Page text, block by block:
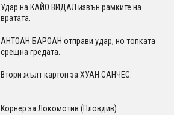
Удар на КАЙО ВИДАЛ извън рамките на
вратата.
АНТОАН БАРОАН отправи удар, но топката
срещна гредата.
Втори жълт картон за ХУАН САНЧЕС.
Корнер за Локомотив (Пловдив).